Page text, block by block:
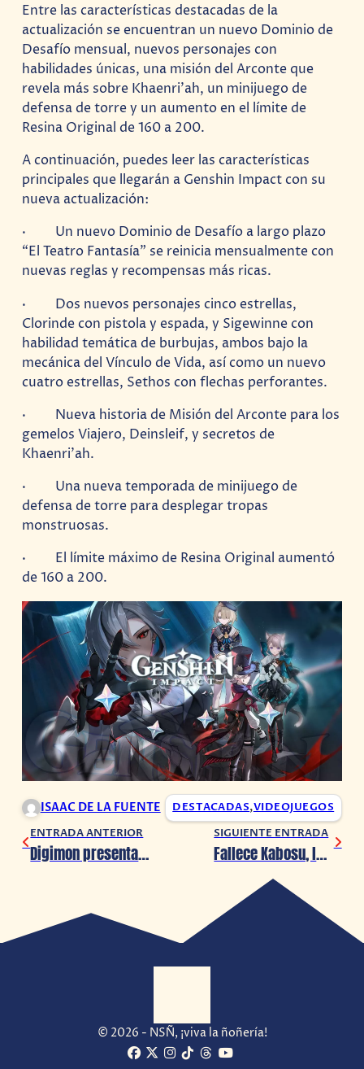
Entre las características destacadas de la
actualización se encuentran un nuevo Dominio de
Desafío mensual, nuevos personajes con
habilidades únicas, una misión del Arconte que
revela más sobre Khaenri’ah, un minijuego de
defensa de torre y un aumento en el límite de
Resina Original de 160 a 200.
A continuación, puedes leer las características
principales que llegarán a Genshin Impact con su
nueva actualización:
· Un nuevo Dominio de Desafío a largo plazo
“El Teatro Fantasía” se reinicia mensualmente con
nuevas reglas y recompensas más ricas.
· Dos nuevos personajes cinco estrellas,
Clorinde con pistola y espada, y Sigewinne con
habilidad temática de burbujas, ambos bajo la
mecánica del Vínculo de Vida, así como un nuevo
cuatro estrellas, Sethos con flechas perforantes.
· Nueva historia de Misión del Arconte para los
gemelos Viajero, Deinsleif, y secretos de
Khaenri’ah.
· Una nueva temporada de minijuego de
defensa de torre para desplegar tropas
monstruosas.
· El límite máximo de Resina Original aumentó
de 160 a 200.
ISAAC DE LA FUENTE DESTACADAS,VIDEOJUEGOS
ENTRADA ANTERIOR
Digimon presenta nuevo avance por su 25 aniversario
SIGUIENTE ENTRADA
Fallece Kabosu, la perrita detrás del meme ‘Doge’
© 2026 - NSÑ, ¡viva la ñoñería!